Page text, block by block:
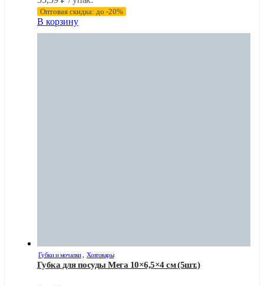
Оптовая скидка: до -20%
В корзину
Губки и мочалки, Хозтовары
Губка для посуды Мега 10×6,5×4 см (5шт.)